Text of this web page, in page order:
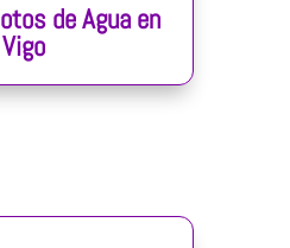
de Agua en
Vigo